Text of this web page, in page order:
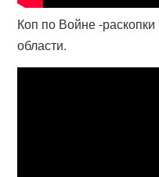
Коп по Войне -
области.